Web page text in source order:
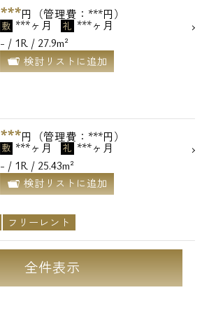
***円（管理費：***円）
敷 ***ヶ月 礼 ***ヶ月
- / 1R / 27.9m²
検討リストに追加
***円（管理費：***円）
敷 ***ヶ月 礼 ***ヶ月
- / 1R / 25.43m²
検討リストに追加
フリーレント
全件表示